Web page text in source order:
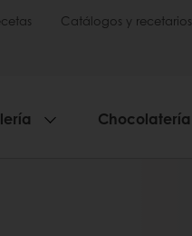
Catálogos y recetarios
Chocolatería